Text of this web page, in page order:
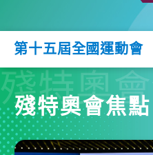
第十五屆全國運動會
殘特奧
殘特奧會焦點